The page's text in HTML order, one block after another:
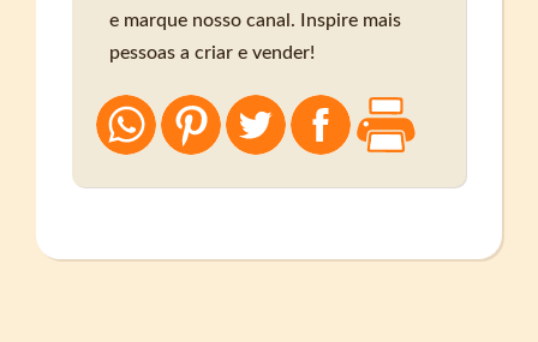
e marque nosso canal. Inspire mais
pessoas a criar e vender!